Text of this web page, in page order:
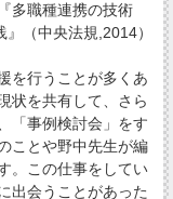
多職種連携の技術
（中央法規,2014）
を行うことが多くあ
状を共有して、さら
「事例検討会」をす
ことや野中先生が編
。この仕事をしてい
出会うことがあった